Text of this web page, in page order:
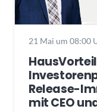
21 Mai um 08:00
Release-
mit CEO